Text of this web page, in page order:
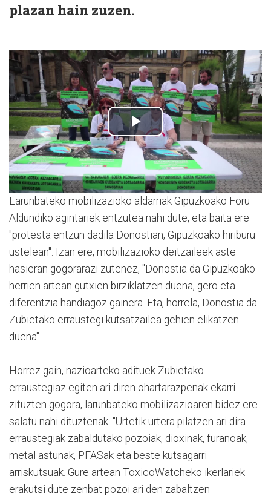
plazan hain zuzen.
Larunbateko mobilizazioko aldarriak Gipuzkoako Foru
Aldundiko agintariek entzutea nahi dute, eta baita ere
"protesta entzun dadila Donostian, Gipuzkoako hiriburu
ustelean". Izan ere, mobilizazioko deitzaileek aste
hasieran gogorarazi zutenez, "Donostia da Gipuzkoako
herrien artean gutxien birziklatzen duena, gero eta
diferentzia handiagoz gainera. Eta, horrela, Donostia da
Zubietako erraustegi kutsatzailea gehien elikatzen
duena".
Horrez gain, nazioarteko adituek Zubietako
erraustegiaz egiten ari diren ohartarazpenak ekarri
zituzten gogora, larunbateko mobilizazioaren bidez ere
salatu nahi dituztenak. "Urtetik urtera pilatzen ari dira
erraustegiak zabaldutako pozoiak, dioxinak, furanoak,
metal astunak, PFASak eta beste kutsagarri
arriskutsuak. Gure artean ToxicoWatcheko ikerlariek
erakutsi dute zenbat pozoi ari den zabaltzen